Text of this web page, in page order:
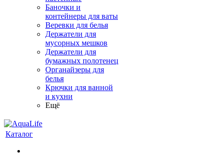
Баночки и
контейнеры для ваты
Веревки для белья
Держатели для
мусорных мешков
Держатели для
бумажных полотенец
Органайзеры для
белья
Крючки для ванной
и кухни
Ещё
Каталог